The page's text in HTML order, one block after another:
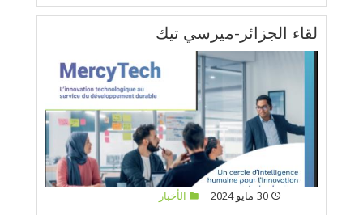
لقاء الجزائر-ميرسي تيك
30 مايو 2024
الأخبار